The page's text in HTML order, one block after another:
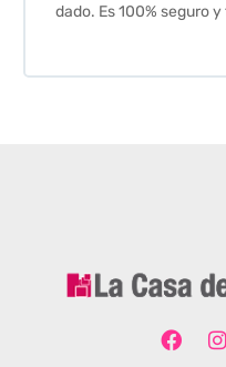
dado. Es 100% seguro y